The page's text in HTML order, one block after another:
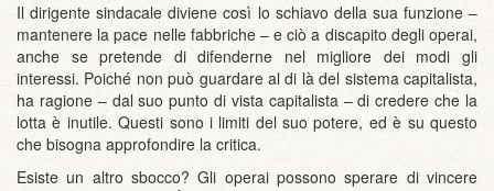
Il dirigente sindacale diviene così lo schiavo della sua funzione –
mantenere la pace nelle fabbriche – e ciò a discapito degli operai,
anche se pretende di difenderne nel migliore dei modi gli
interessi. Poiché non può guardare al di là del sistema capitalista,
ha ragione – dal suo punto di vista capitalista – di credere che la
lotta è inutile. Questi sono i limiti del suo potere, ed è su questo
che bisogna approfondire la critica.
Esiste un altro sbocco? Gli operai possono sperare di vincere